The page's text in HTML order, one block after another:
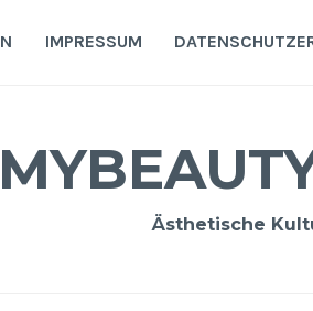
IMPRESSUM
Ästhetische